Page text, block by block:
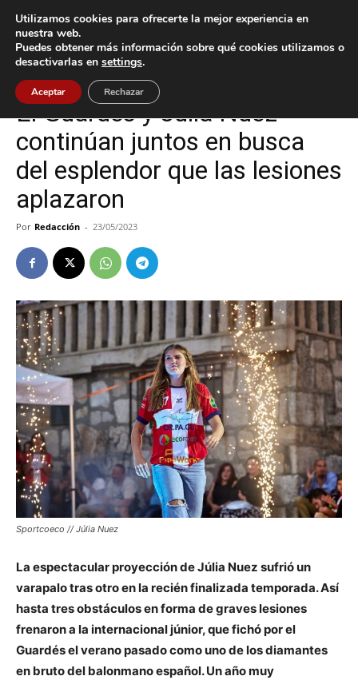
Inicio A Guarda
A Guarda Deportes
El Guardés y Júlia Nuez
continúan juntos en busca
del esplendor que las lesiones
aplazaron
Por Redacción - 23/05/2023
Sportcoeco // Júlia Nuez
La espectacular proyección de Júlia Nuez sufrió un
varapalo tras otro en la recién finalizada temporada. Así
hasta tres obstáculos en forma de graves lesiones
frenaron a la internacional júnior, que fichó por el
Guardés el verano pasado como uno de los diamantes
en bruto del balonmano español. Un año muy
Utilizamos cookies para ofrecerte la mejor experiencia en
nuestra web.
Puedes obtener más información sobre qué cookies utilizamos o
desactivarlas en settings.
Aceptar Rechazar